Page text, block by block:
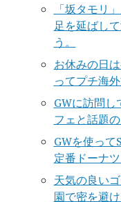
「坂タモリ
足を延ばし
う。
お休みの日
ってプチ海
GWに訪問
フェと話題
GWを使って
定番ドーナ
天気の良い
園で密を避